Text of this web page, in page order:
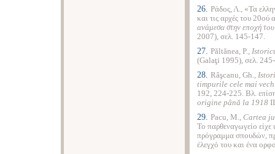
26. Ράδος, Λ., «Τα
και τις αρχές του
ανάμεσα στην εποχή
2007), σελ. 145-147.
27. Păltănea, P.,
(Galaţi 1995), σελ.
28. Râşcanu, Gh.,
timpurile cele mai
192, 224-225. Βλ.
origine până la 1918
29. Pacu, M., Cartea
Το παρθεναγωγείο είχε
πρόγραμμα σπουδών,
έλεγχό του και ένα